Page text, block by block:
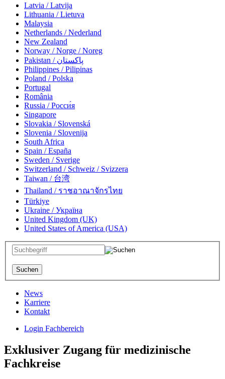
Latvia / Latvija
Lithuania / Lietuva
Malaysia
Netherlands / Nederland
New Zealand
Norway / Norge / Noreg
Pakistan / پاکستان
Philippines / Pilipinas
Poland / Polska
Portugal
România
Russia / Росси́я
Singapore
Slovakia / Slovenská
Slovenia / Slovenija
South Africa
Spain / España
Sweden / Sverige
Switzerland / Schweiz / Svizzera
Taiwan / 台湾
Thailand / ราชอาณาจักรไทย
Türkiye
Ukraine / Україна
United Kingdom (UK)
United States of America (USA)
News
Karriere
Kontakt
Login Fachbereich
Exklusiver Zugang für medizinische
Fachkreise